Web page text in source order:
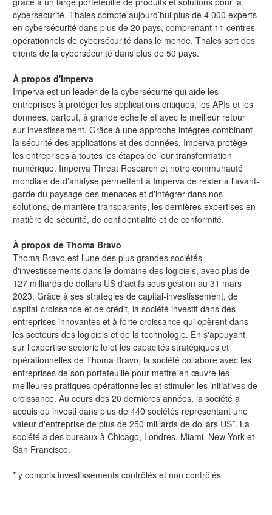
cybersécurité, Thales compte aujourd’hui plus de 4 000 experts
en cybersécurité dans plus de 20 pays, comprenant 11 centres
opérationnels de cybersécurité dans le monde. Thales sert des
clients de la cybersécurité dans plus de 50 pays.
À propos d'Imperva
Imperva est un leader de la cybersécurité qui aide les
entreprises à protéger les applications critiques, les APIs et les
données, partout, à grande échelle et avec le meilleur retour
sur investissement. Grâce à une approche intégrée combinant
la sécurité des applications et des données, Imperva protège
les entreprises à toutes les étapes de leur transformation
numérique. Imperva Threat Research et notre communauté
mondiale de d’analyse permettent à Imperva de rester à l'avant-
garde du paysage des menaces et d'intégrer dans nos
solutions, de manière transparente, les dernières expertises en
matière de sécurité, de confidentialité et de conformité.
À propos de Thoma Bravo
Thoma Bravo est l'une des plus grandes sociétés
d'investissements dans le domaine des logiciels, avec plus de
127 milliards de dollars US d'actifs sous gestion au 31 mars
2023. Grâce à ses stratégies de capital-investissement, de
capital-croissance et de crédit, la société investit dans des
entreprises innovantes et à forte croissance qui opèrent dans
les secteurs des logiciels et de la technologie. En s'appuyant
sur l'expertise sectorielle et les capacités stratégiques et
opérationnelles de Thoma Bravo, la société collabore avec les
entreprises de son portefeuille pour mettre en œuvre les
meilleures pratiques opérationnelles et stimuler les initiatives de
croissance. Au cours des 20 dernières années, la société a
acquis ou investi dans plus de 440 sociétés représentant une
valeur d'entreprise de plus de 250 milliards de dollars US*. La
société a des bureaux à Chicago, Londres, Miami, New York et
San Francisco.
* y compris investissements contrôlés et non contrôlés